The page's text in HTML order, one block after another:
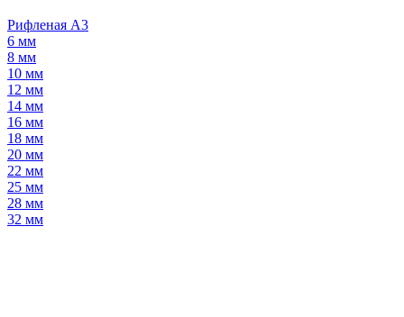
Рифленая А3
6 мм
8 мм
10 мм
12 мм
14 мм
16 мм
18 мм
20 мм
22 мм
25 мм
28 мм
32 мм